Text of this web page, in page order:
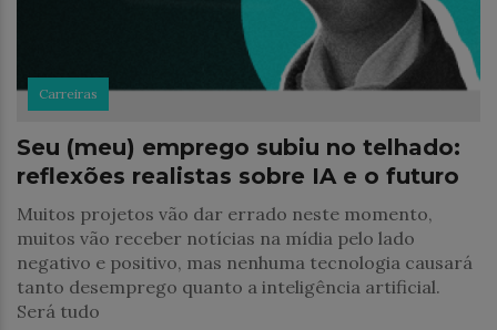
Carreiras
Seu (meu) emprego subiu no telhado:
reflexões realistas sobre IA e o futuro
Muitos projetos vão dar errado neste momento,
muitos vão receber notícias na mídia pelo lado
negativo e positivo, mas nenhuma tecnologia causará
tanto desemprego quanto a inteligência artificial.
Será tudo